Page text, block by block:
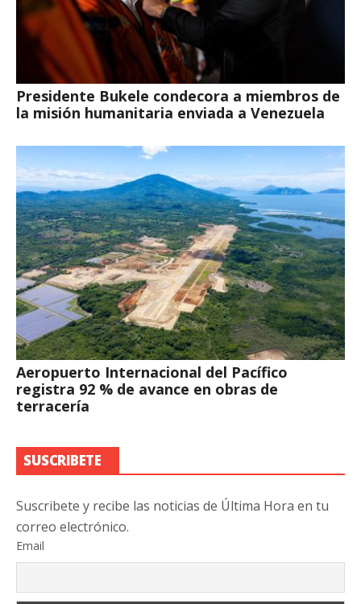
Presidente Bukele condecora a miembros de
la misión humanitaria enviada a Venezuela
Aeropuerto Internacional del Pacífico
registra 92 % de avance en obras de
terracería
SUSCRIBETE
Suscribete y recibe las noticias de Última Hora en tu
correo electrónico.
Email